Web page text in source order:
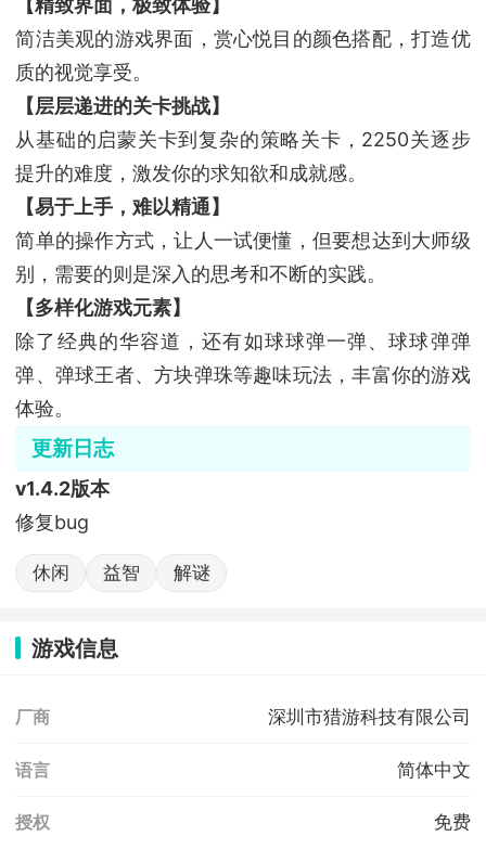
【精致界面，极致体验】
简洁美观的游戏界面，赏心悦目的颜色搭配，打造优
质的视觉享受。
【层层递进的关卡挑战】
从基础的启蒙关卡到复杂的策略关卡，2250关逐步
提升的难度，激发你的求知欲和成就感。
【易于上手，难以精通】
简单的操作方式，让人一试便懂，但要想达到大师级
别，需要的则是深入的思考和不断的实践。
【多样化游戏元素】
除了经典的华容道，还有如球球弹一弹、球球弹弹
弹、弹球王者、方块弹珠等趣味玩法，丰富你的游戏
体验。
更新日志
v1.4.2版本
修复bug
休闲 益智 解谜
游戏信息
厂商 深圳市猎游科技有限公司
语言 简体中文
授权 免费